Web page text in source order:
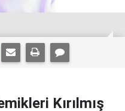
Kırılmış